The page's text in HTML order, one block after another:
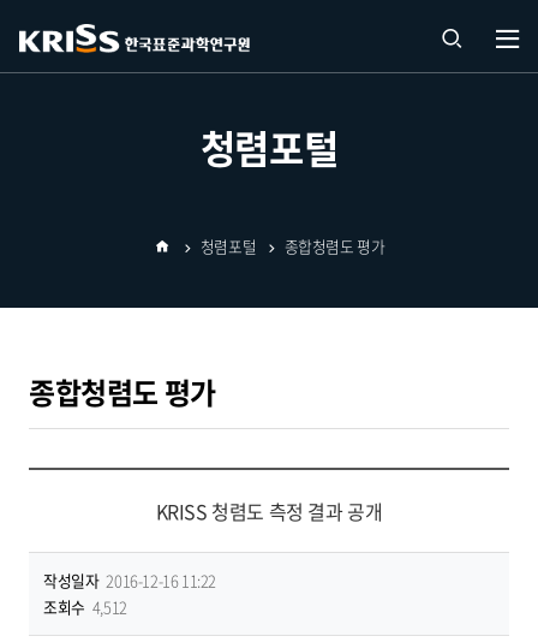
열기
청렴포털
종합청렴도 평가
청렴포털 종합청렴도 평가
KRISS 청렴도 측정 결과 공개
작성일자 2016-12-16 11:22
조회수 4,512